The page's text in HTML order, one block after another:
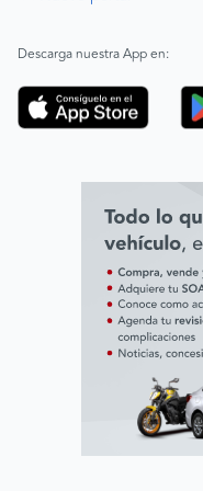
Código de ética
Línea ética ADL digital Lab
Descarga nuestra App en: